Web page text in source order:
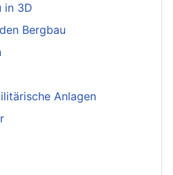
in 3D
Bergbau
Anlagen